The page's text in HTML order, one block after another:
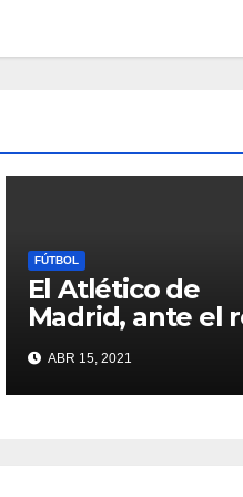
FÚTBOL
El Atlético de
Madrid, ante el
de conquistar la
ABR 15, 2021